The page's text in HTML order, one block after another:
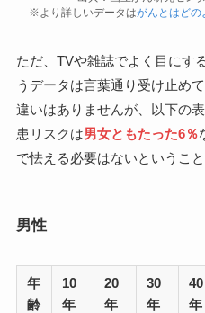
※より詳しいデータはがんとはどの
ただ、TVや雑誌でよく目にす
うデータは言葉通り受け止め
違いはありませんが、以下の
患リスクは男女ともたった6％
で怯える必要はないということ
男性
年
齢
10
年
20
年
30
年
40
年